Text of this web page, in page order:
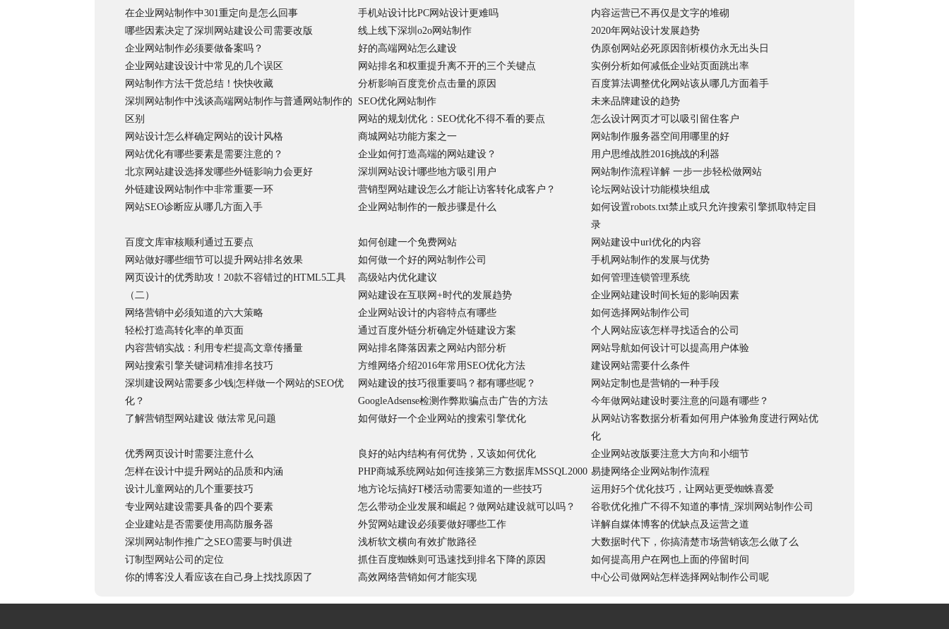
在企业网站制作中301重定向是怎么回事 手机站设计比PC网站设计更难吗
内容运营已不再仅是文字的堆砌
哪些因素决定了深圳网站建设公司需要改版
线上线下深圳o2o网站制作
2020年网站设计发展趋势
企业网站制作必须要做备案吗？
好的高端网站怎么建设
伪原创网站必死原因剖析模仿永无出头日
企业网站建设设计中常见的几个误区
网站排名和权重提升离不开的三个关键点
实例分析如何减低企业站页面跳出率
网站制作方法干货总结！快快收藏
分析影响百度竞价点击量的原因
百度算法调整优化网站该从哪几方面着手
深圳网站制作中浅谈高端网站制作与普通网站制作的
区别
SEO优化网站制作
未来品牌建设的趋势
网站的规划优化：SEO优化不得不看的要点
怎么设计网页才可以吸引留住客户
网站设计怎么样确定网站的设计风格
商城网站功能方案之一
网站制作服务器空间用哪里的好
网站优化有哪些要素是需要注意的？
企业如何打造高端的网站建设？
用户思维战胜2016挑战的利器
北京网站建设选择发哪些外链影响力会更好
深圳网站设计哪些地方吸引用户
网站制作流程详解 一步一步轻松做网站
外链建设网站制作中非常重要一环
营销型网站建设怎么才能让访客转化成客户？
论坛网站设计功能模块组成
网站SEO诊断应从哪几方面入手
企业网站制作的一般步骤是什么
如何设置robots.txt禁止或只允许搜索引擎抓取特定目
录
百度文库审核顺利通过五要点
如何创建一个免费网站
网站建设中url优化的内容
网站做好哪些细节可以提升网站排名效果
如何做一个好的网站制作公司
手机网站制作的发展与优势
网页设计的优秀助攻！20款不容错过的HTML5工具
（二）
高级站内优化建议
如何管理连锁管理系统
网站建设在互联网+时代的发展趋势
企业网站建设时间长短的影响因素
网络营销中必须知道的六大策略
企业网站设计的内容特点有哪些
如何选择网站制作公司
轻松打造高转化率的单页面
通过百度外链分析确定外链建设方案
个人网站应该怎样寻找适合的公司
内容营销实战：利用专栏提高文章传播量
网站排名降落因素之网站内部分析
网站导航如何设计可以提高用户体验
网站搜索引擎关键词精准排名技巧
方维网络介绍2016年常用SEO优化方法
建设网站需要什么条件
深圳建设网站需要多少钱|怎样做一个网站的SEO优
化？
网站建设的技巧很重要吗？都有哪些呢？
网站定制也是营销的一种手段
GoogleAdsense检测作弊欺骗点击广告的方法
今年做网站建设时要注意的问题有哪些？
了解营销型网站建设 做法常见问题
如何做好一个企业网站的搜索引擎优化
从网站访客数据分析看如何用户体验角度进行网站优
化
优秀网页设计时需要注意什么
良好的站内结构有何优势，又该如何优化
企业网站改版要注意大方向和小细节
怎样在设计中提升网站的品质和内涵
PHP商城系统网站如何连接第三方数据库MSSQL2000 易捷网络企业网站制作流程
设计儿童网站的几个重要技巧
地方论坛搞好T楼活动需要知道的一些技巧
运用好5个优化技巧，让网站更受蜘蛛喜爱
专业网站建设需要具备的四个要素
怎么带动企业发展和崛起？做网站建设就可以吗？
谷歌优化推广不得不知道的事情_深圳网站制作公司
企业建站是否需要使用高防服务器
外贸网站建设必须要做好哪些工作
详解自媒体博客的优缺点及运营之道
深圳网站制作推广之SEO需要与时俱进
浅析软文横向有效扩散路径
大数据时代下，你搞清楚市场营销该怎么做了么
订制型网站公司的定位
抓住百度蜘蛛则可迅速找到排名下降的原因
如何提高用户在网也上面的停留时间
你的博客没人看应该在自己身上找找原因了
高效网络营销如何才能实现 中心公司做网站怎样选择网站制作公司呢